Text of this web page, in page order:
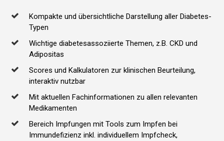
Kompakte und übersichtliche Darstellung aller Diabetes-
Typen
Wichtige diabetesassoziierte Themen, z.B. CKD und
Adipositas
Scores und Kalkulatoren zur klinischen Beurteilung,
interaktiv nutzbar
Mit aktuellen Fachinformationen zu allen relevanten
Medikamenten
Bereich Impfungen mit Tools zum Impfen bei
Immundefizienz inkl. individuellem Impfcheck,